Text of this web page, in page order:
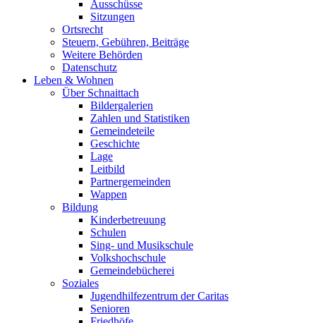
Ausschüsse
Sitzungen
Ortsrecht
Steuern, Gebühren, Beiträge
Weitere Behörden
Datenschutz
Leben & Wohnen
Über Schnaittach
Bildergalerien
Zahlen und Statistiken
Gemeindeteile
Geschichte
Lage
Leitbild
Partnergemeinden
Wappen
Bildung
Kinderbetreuung
Schulen
Sing- und Musikschule
Volkshochschule
Gemeindebücherei
Soziales
Jugendhilfezentrum der Caritas
Senioren